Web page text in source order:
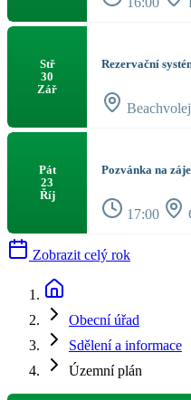
Stř
30
Zář
Rezervační
Pát
23
Říj
Pozvánka na
17:00
Zobrazit celý rok
Obecní úřad
Sdělení a informace
Územní plán